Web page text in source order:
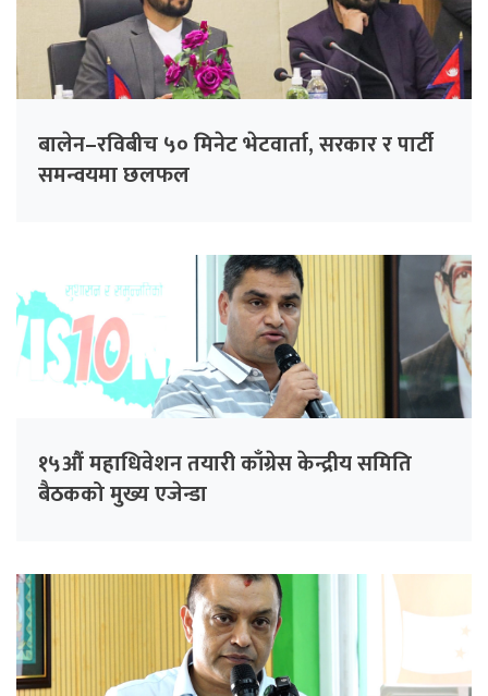
बालेन–रविबीच ५० मिनेट भेटवार्ता, सरकार र पार्टी
समन्वयमा छलफल
१५औं महाधिवेशन तयारी काँग्रेस केन्द्रीय समिति
बैठकको मुख्य एजेन्डा